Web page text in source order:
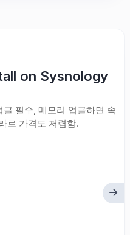
on Sysnology
필수, 메모리 업글하면 속
로 가격도 저렴함.